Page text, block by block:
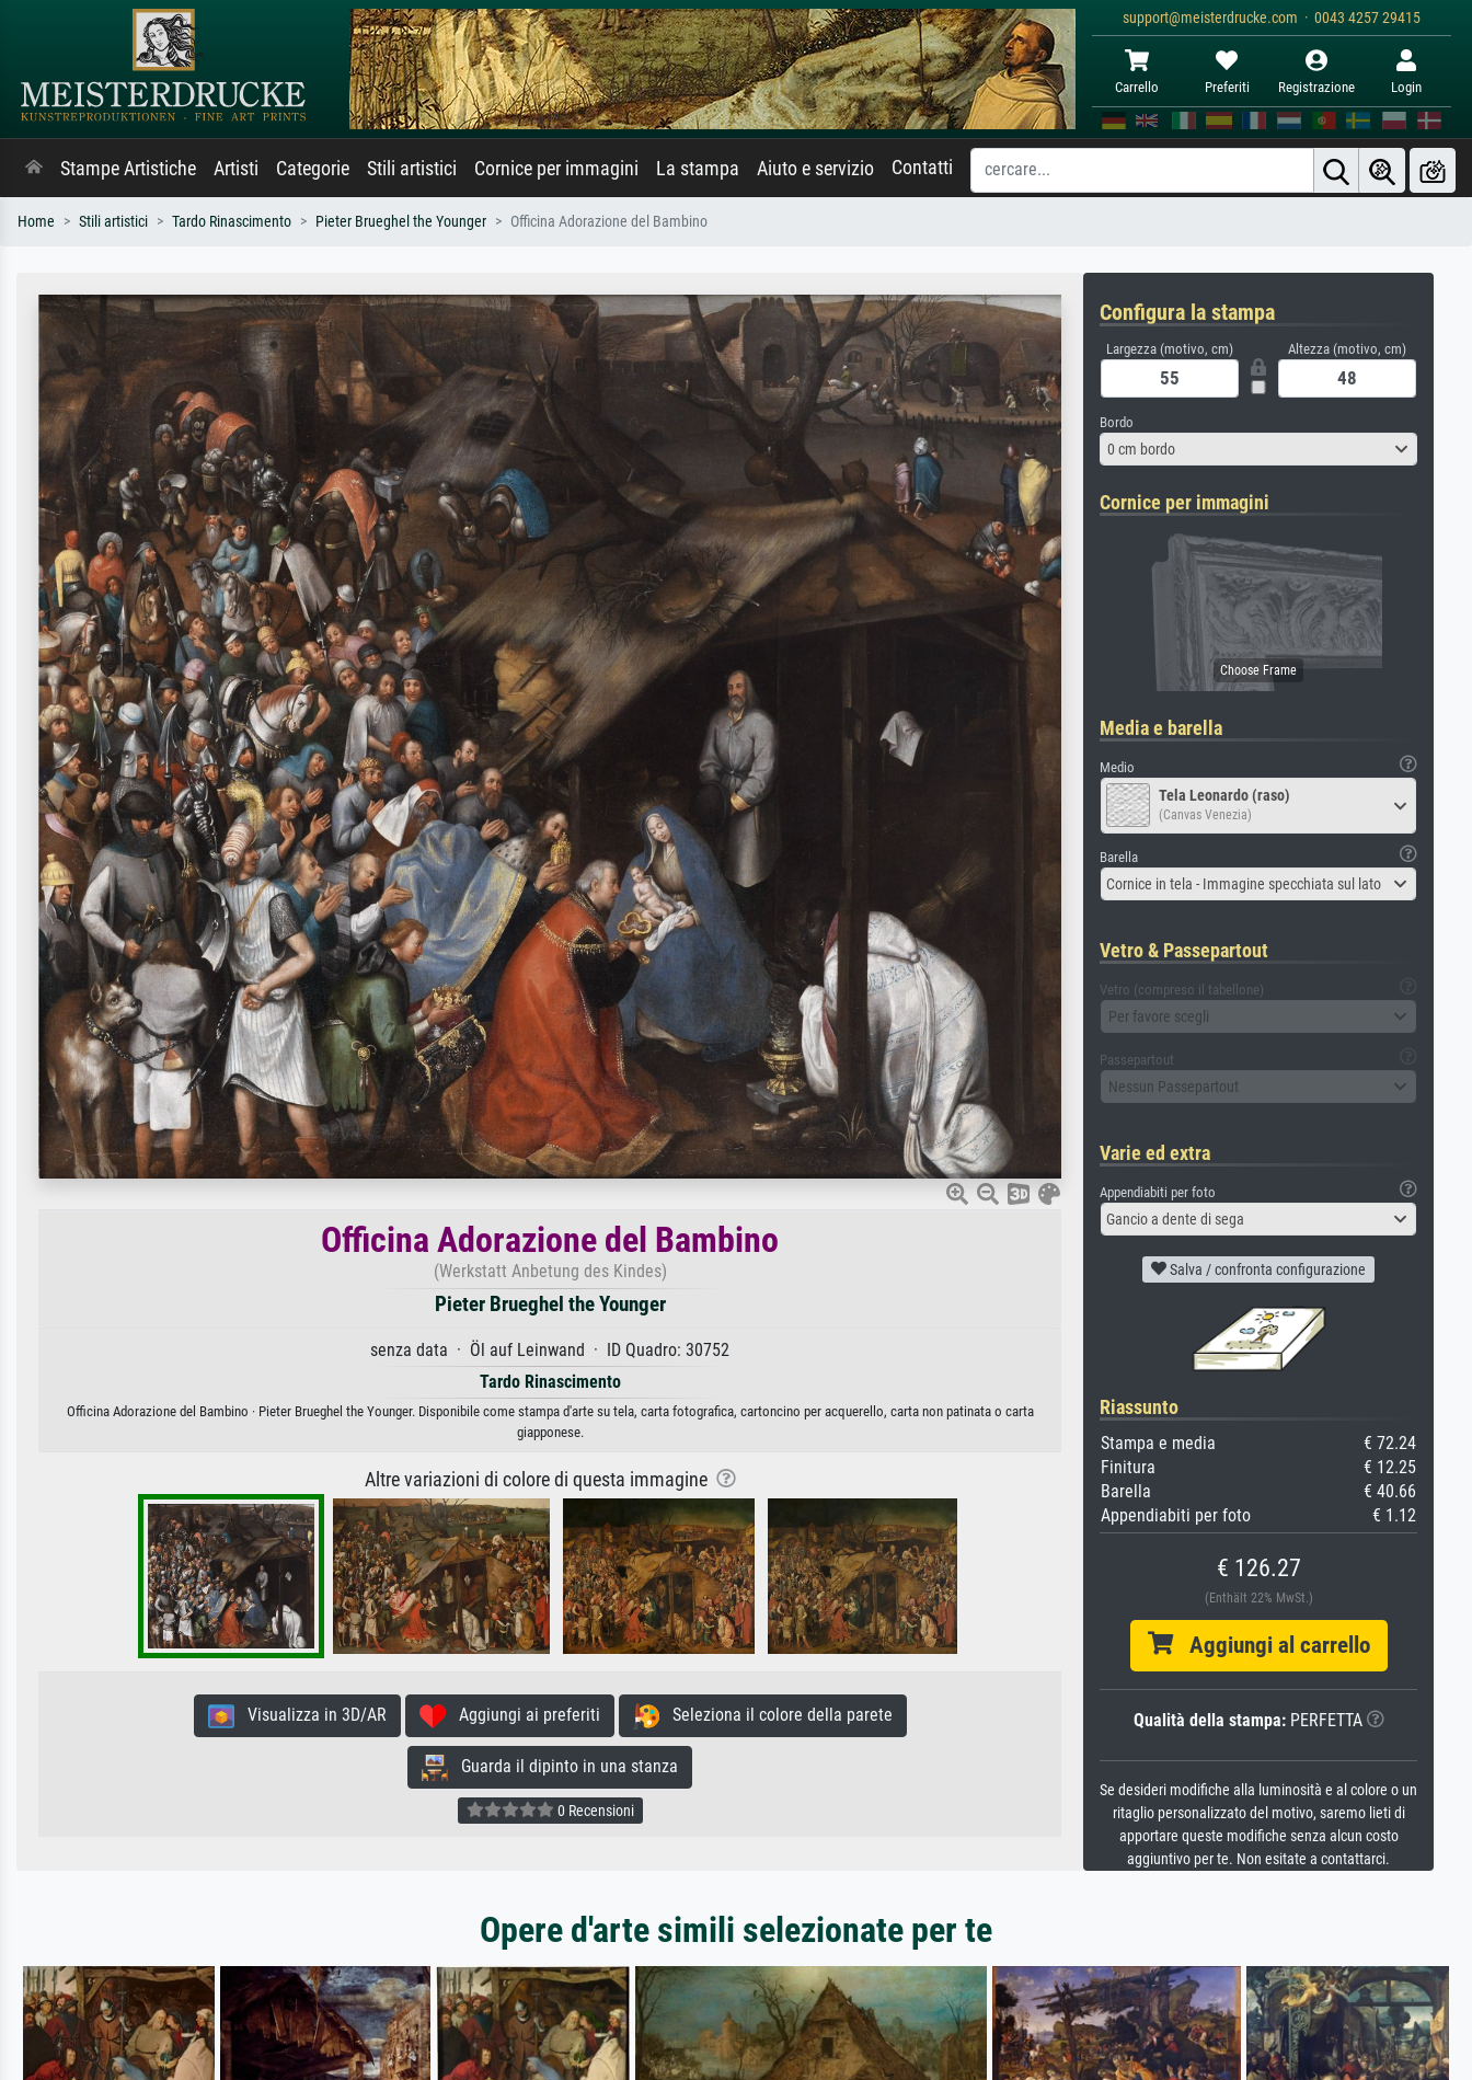
support@meisterdrucke.com · 0043 4257 29415
Carrello Preferiti Registrazione Login
Stampe Artistiche Artisti Categorie Stili artistici Cornice per immagini La stampa Aiuto e servizio Contatti
Home Stili artistici Tardo Rinascimento Pieter Brueghel the Younger Officina Adorazione del Bambino
Officina Adorazione del Bambino
(Werkstatt Anbetung des Kindes)
Pieter Brueghel the Younger
senza data · Öl auf Leinwand · ID Quadro: 30752
Tardo Rinascimento
Officina Adorazione del Bambino · Pieter Brueghel the Younger. Disponibile come stampa d'arte su tela, carta fotografica, cartoncino per acquerello, carta non patinata o carta
giapponese.
Altre variazioni di colore di questa immagine
Visualizza in 3D/AR Aggiungi ai preferiti Seleziona il colore della parete
Guarda il dipinto in una stanza
0 Recensioni
Configura la stampa
Largezza (motivo, cm) Altezza (motivo, cm)
Bordo
0 cm bordo
Cornice per immagini
Media e barella
Medio
Tela Leonardo (raso)
(Canvas Venezia)
Barella
Cornice in tela - Immagine specchiata sul lato
Vetro & Passepartout
Vetro (compreso il tabellone)
Per favore scegli
Passepartout
Nessun Passepartout
Varie ed extra
Appendiabiti per foto
Gancio a dente di sega
Salva / confronta configurazione
Riassunto
Stampa e media
€ 72.24
Finitura
€ 12.25
Barella
€ 40.66
Appendiabiti per foto
€ 1.12
€ 126.27
(Enthält 22% MwSt.)
Aggiungi al carrello
Qualità della stampa:PERFETTA
Se desideri modifiche alla luminosità e al colore o un
ritaglio personalizzato del motivo, saremo lieti di
apportare queste modifiche senza alcun costo
aggiuntivo per te. Non esitate a contattarci.
Opere d'arte simili selezionate per te